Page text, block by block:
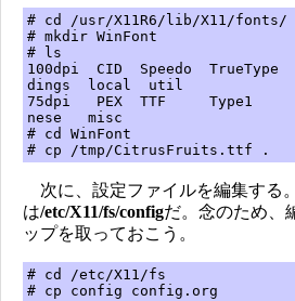
# cd /usr/X11R6/lib/X11/fonts/
# mkdir WinFont
# ls
100dpi CID Speedo TrueType
dings local util
75dpi PEX TTF Type1
nese misc
# cd WinFont
# cp /tmp/CitrusFruits.ttf .
次に、設定ファイルを編集する
は/etc/X11/fs/configだ。念のため、
ップを取っておこう。
# cd /etc/X11/fs
# cp config config.org